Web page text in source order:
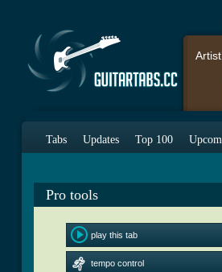
Tabs Updates Top 100
Pro tools
play this tab
tempo control